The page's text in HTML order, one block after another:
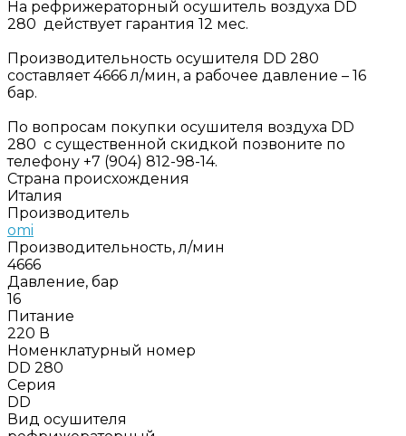
На рефрижераторный осушитель воздуха DD
280 действует гарантия 12 мес.
Производительность осушителя DD 280
составляет 4666 л/мин, а рабочее давление – 16
бар.
По вопросам покупки осушителя воздуха DD
280 с существенной скидкой позвоните по
телефону +7 (904) 812-98-14.
Страна происхождения
Италия
Производитель
omi
Производительность, л/мин
4666
Давление, бар
16
Питание
220 В
Номенклатурный номер
DD 280
Серия
DD
Вид осушителя